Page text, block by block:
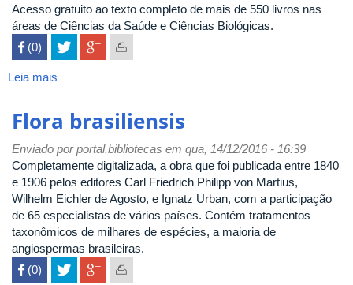
Acesso gratuito ao texto completo de mais de 550 livros nas
áreas de Ciências da Saúde e Ciências Biológicas.
 (0)
Leia mais
Flora brasiliensis
Enviado porportal.bibliotecas em qua, 14/12/2016 - 16:39
Completamente digitalizada, a obra que foi publicada entre 1840
e 1906 pelos editores Carl Friedrich Philipp von Martius,
Wilhelm Eichler de Agosto, e Ignatz Urban, com a participação
de 65 especialistas de vários países. Contém tratamentos
taxonômicos de milhares de espécies, a maioria de
angiospermas brasileiras.
 (0)